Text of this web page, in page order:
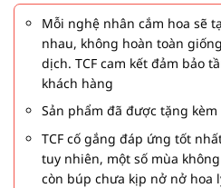
Mỗi nghệ nhân cắm hoa sẽ
nhau, không hoàn toàn
dịch. TCF cam kết đảm bảo
khách hàng
Sản phẩm đã được tặng
TCF cố gắng đáp ứng tốt
tuy nhiên, một số mùa
còn búp chưa kịp nở nở hoa